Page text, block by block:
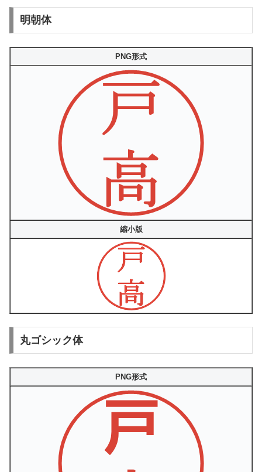
明朝体
PNG形式
縮小版
丸ゴシック体
PNG形式